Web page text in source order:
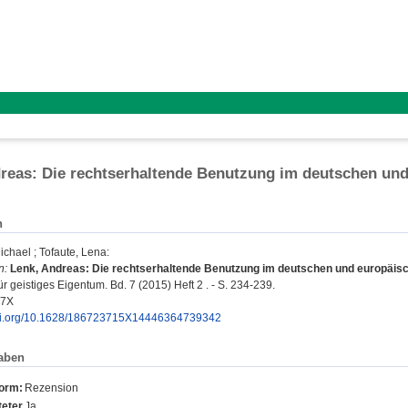
Die rechtserhaltende Benutzung im deutschen
; Tofaute, Lena:
Lenk, Andreas: Die rechtserhaltende Benutzung im deutschen und
geistiges Eigentum. Bd. 7 (2015) Heft 2 . - S. 234-239.
10.1628/186723715X14446364739342
Rezension